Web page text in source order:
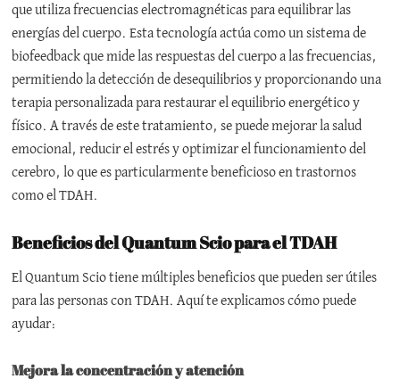
que utiliza frecuencias electromagnéticas para equilibrar las
energías del cuerpo. Esta tecnología actúa como un sistema de
biofeedback que mide las respuestas del cuerpo a las frecuencias,
permitiendo la detección de desequilibrios y proporcionando una
terapia personalizada para restaurar el equilibrio energético y
físico. A través de este tratamiento, se puede mejorar la salud
emocional, reducir el estrés y optimizar el funcionamiento del
cerebro, lo que es particularmente beneficioso en trastornos
como el TDAH.
Beneficios del Quantum Scio para el TDAH
El Quantum Scio tiene múltiples beneficios que pueden ser útiles
para las personas con TDAH. Aquí te explicamos cómo puede
ayudar:
Mejora la concentración y atención